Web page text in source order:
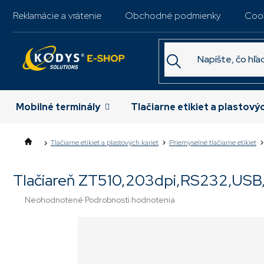
Reklamácie a vrátenie Obchodné podmienky
Mobilné terminály Tlačiarne etikiet a
Tlačiarne etikiet a plastových kariet Priemyselné tlačiarne etikiet
Tlačiareň
Priemerné
Neohodnotené Podrobnosti hodnotenia